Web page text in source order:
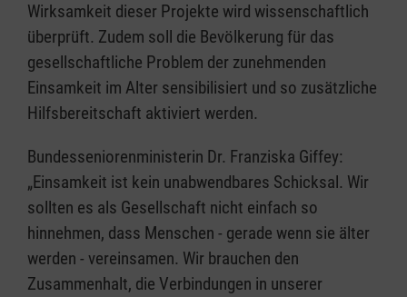
Wirksamkeit dieser Projekte wird wissenschaftlich
überprüft. Zudem soll die Bevölkerung für das
gesellschaftliche Problem der zunehmenden
Einsamkeit im Alter sensibilisiert und so zusätzliche
Hilfsbereitschaft aktiviert werden.
Bundesseniorenministerin Dr. Franziska Giffey:
„Einsamkeit ist kein unabwendbares Schicksal. Wir
sollten es als Gesellschaft nicht einfach so
hinnehmen, dass Menschen - gerade wenn sie älter
werden - vereinsamen. Wir brauchen den
Zusammenhalt, die Verbindungen in unserer